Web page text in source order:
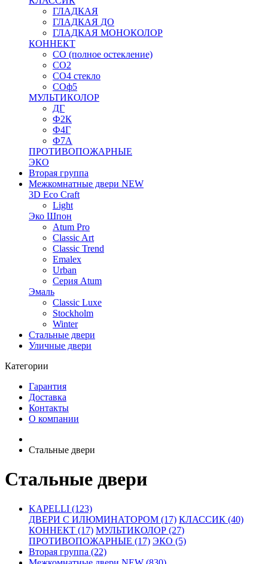
ГЛАДКАЯ
ГЛАДКАЯ ДО
ГЛАДКАЯ МОНОКОЛОР
КОННЕКТ
СО (полное остекление)
СО2
СО4 стекло
СОф5
МУЛЬТИКОЛОР
ДГ
Ф2К
Ф4Г
Ф7А
ПРОТИВОПОЖАРНЫЕ
ЭКО
Вторая группа
Межкомнатные двери NEW
3D Eco Craft
Light
Эко Шпон
Atum Pro
Classic Art
Classic Trend
Emalex
Urban
Серия Atum
Эмаль
Classic Luxe
Stockholm
Winter
Стальные двери
Уличные двери
Категории
Гарантия
Доставка
Контакты
О компании
Стальные двери
Стальные двери
KAPELLI (123)
ДВЕРИ С ИЛЮМИНАТОРОМ (17) КЛАССИК (40)
КОННЕКТ (17) МУЛЬТИКОЛОР (27)
ПРОТИВОПОЖАРНЫЕ (17) ЭКО (5)
Вторая группа (22)